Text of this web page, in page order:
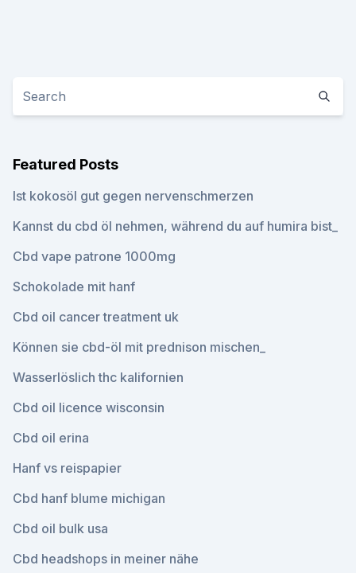
Featured Posts
Ist kokosöl gut gegen nervenschmerzen
Kannst du cbd öl nehmen, während du auf humira bist_
Cbd vape patrone 1000mg
Schokolade mit hanf
Cbd oil cancer treatment uk
Können sie cbd-öl mit prednison mischen_
Wasserlöslich thc kalifornien
Cbd oil licence wisconsin
Cbd oil erina
Hanf vs reispapier
Cbd hanf blume michigan
Cbd oil bulk usa
Cbd headshops in meiner nähe